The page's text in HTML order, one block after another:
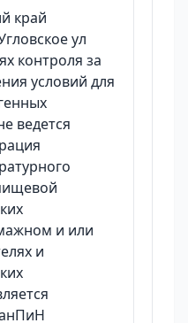
край
ул
контроля за
условий для
ведется
и или
и